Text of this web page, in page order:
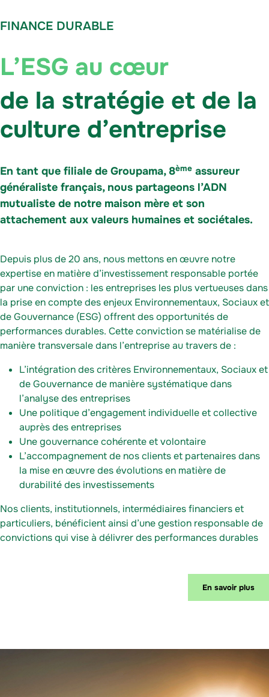
FINANCE DURABLE
L’ESG au cœur
de la stratégie et de la
culture d’entreprise
En tant que filiale de Groupama, 8ème assureur
généraliste français, nous partageons l’ADN
mutualiste de notre maison mère et son
attachement aux valeurs humaines et sociétales.
Depuis plus de 20 ans, nous mettons en œuvre notre
expertise en matière d’investissement responsable portée
par une conviction : les entreprises les plus vertueuses dans
la prise en compte des enjeux Environnementaux, Sociaux et
de Gouvernance (ESG) offrent des opportunités de
performances durables. Cette conviction se matérialise de
manière transversale dans l’entreprise au travers de :
L’intégration des critères Environnementaux, Sociaux et
de Gouvernance de manière systématique dans
l’analyse des entreprises
Une politique d’engagement individuelle et collective
auprès des entreprises
Une gouvernance cohérente et volontaire
L’accompagnement de nos clients et partenaires dans
la mise en œuvre des évolutions en matière de
durabilité des investissements
Nos clients, institutionnels, intermédiaires financiers et
particuliers, bénéficient ainsi d’une gestion responsable de
convictions qui vise à délivrer des performances durables
En savoir plus